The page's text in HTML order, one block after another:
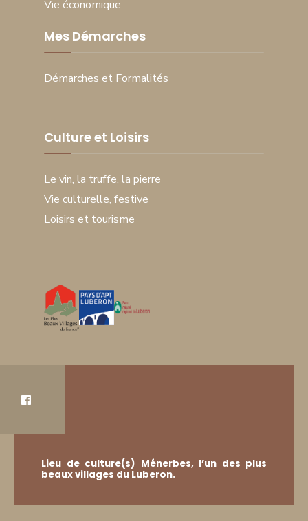
Vie économique
Mes Démarches
Démarches et Formalités
Culture et Loisirs
Le vin, la truffe, la pierre
Vie culturelle, festive
Loisirs et tourisme
Lieu de culture(s) Ménerbes, l’un des plus
beaux villages du Luberon.